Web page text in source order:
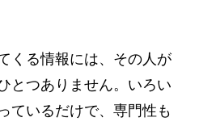
くる情報には、その人が
とつありません。いろい
ているだけで、専門性も